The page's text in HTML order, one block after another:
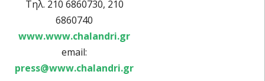
Τηλ. 210 6860730, 210
6860740
www.www.chalandri.gr
email:
press@www.chalandri.gr